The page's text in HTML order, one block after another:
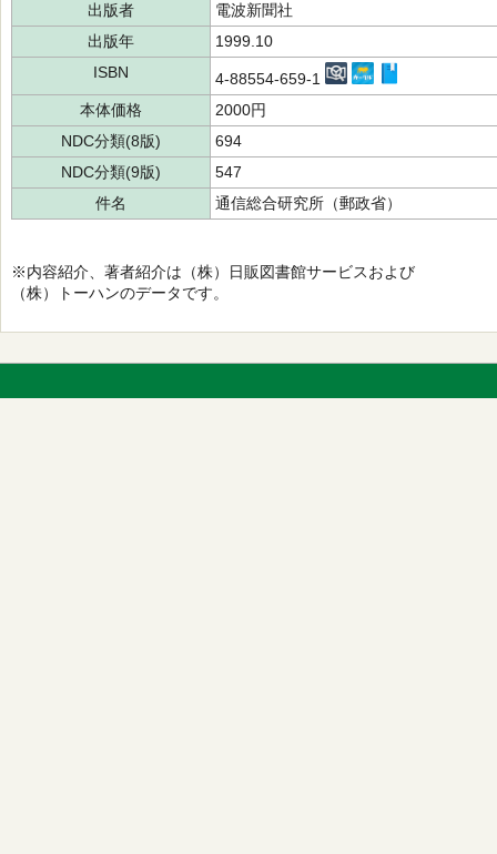
出版者
電波新聞社
出版年
1999.10
ISBN
4-88554-659-1
本体価格
2000円
NDC分類(8版)
694
NDC分類(9版)
547
件名
通信総合研究所（郵政省）
※内容紹介、著者紹介は（株）日販図書館サービスおよび
（株）トーハンのデータです。